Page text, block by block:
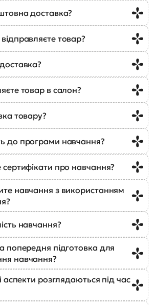
доставка?
товар?
товар в салон?
товару?
до програми навчання?
про навчання?
навчання з використанням
навчання?
попередня підготовка для
навчання?
аспекти розглядаються під час